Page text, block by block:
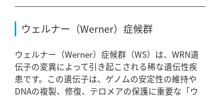
ウェルナー（Werner）症候群
ウェルナー（Werner）症候群（WS）は、WRN遺
伝子の変異によって引き起こされる稀な遺伝性疾
患です。この遺伝子は、ゲノムの安定性の維持や
DNAの複製、修復、テロメアの保護に重要な「ウ